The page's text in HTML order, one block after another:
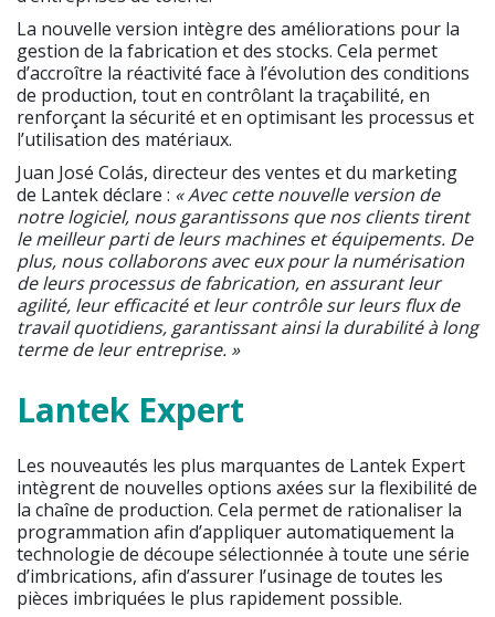
La nouvelle version intègre des améliorations pour la
gestion de la fabrication et des stocks. Cela permet
d’accroître la réactivité face à l’évolution des conditions
de production, tout en contrôlant la traçabilité, en
renforçant la sécurité et en optimisant les processus et
l’utilisation des matériaux.
Juan José Colás, directeur des ventes et du marketing
de Lantek déclare : « Avec cette nouvelle version de
notre logiciel, nous garantissons que nos clients tirent
le meilleur parti de leurs machines et équipements. De
plus, nous collaborons avec eux pour la numérisation
de leurs processus de fabrication, en assurant leur
agilité, leur efficacité et leur contrôle sur leurs flux de
travail quotidiens, garantissant ainsi la durabilité à long
terme de leur entreprise. »
Lantek Expert
Les nouveautés les plus marquantes de Lantek Expert
intègrent de nouvelles options axées sur la flexibilité de
la chaîne de production. Cela permet de rationaliser la
programmation afin d’appliquer automatiquement la
technologie de découpe sélectionnée à toute une série
d’imbrications, afin d’assurer l’usinage de toutes les
pièces imbriquées le plus rapidement possible.